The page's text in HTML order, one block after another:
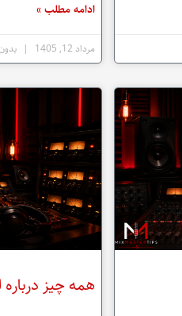
ادامه مطلب »
مرداد 12, 1405
همه چیز